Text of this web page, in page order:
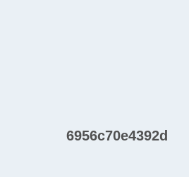
6956c70e4392d